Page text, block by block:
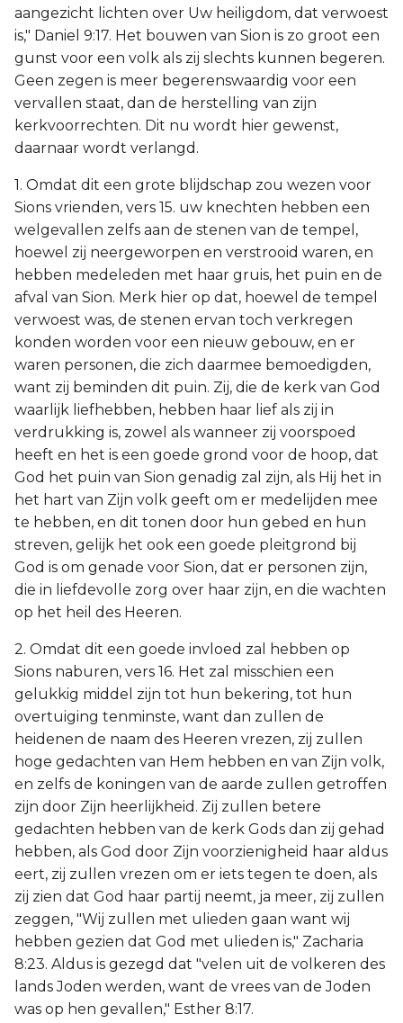
aangezicht lichten over Uw heiligdom, dat verwoest
is," Daniel 9:17. Het bouwen van Sion is zo groot een
gunst voor een volk als zij slechts kunnen begeren.
Geen zegen is meer begerenswaardig voor een
vervallen staat, dan de herstelling van zijn
kerkvoorrechten. Dit nu wordt hier gewenst,
daarnaar wordt verlangd.
1. Omdat dit een grote blijdschap zou wezen voor
Sions vrienden, vers 15. uw knechten hebben een
welgevallen zelfs aan de stenen van de tempel,
hoewel zij neergeworpen en verstrooid waren, en
hebben medeleden met haar gruis, het puin en de
afval van Sion. Merk hier op dat, hoewel de tempel
verwoest was, de stenen ervan toch verkregen
konden worden voor een nieuw gebouw, en er
waren personen, die zich daarmee bemoedigden,
want zij beminden dit puin. Zij, die de kerk van God
waarlijk liefhebben, hebben haar lief als zij in
verdrukking is, zowel als wanneer zij voorspoed
heeft en het is een goede grond voor de hoop, dat
God het puin van Sion genadig zal zijn, als Hij het in
het hart van Zijn volk geeft om er medelijden mee
te hebben, en dit tonen door hun gebed en hun
streven, gelijk het ook een goede pleitgrond bij
God is om genade voor Sion, dat er personen zijn,
die in liefdevolle zorg over haar zijn, en die wachten
op het heil des Heeren.
2. Omdat dit een goede invloed zal hebben op
Sions naburen, vers 16. Het zal misschien een
gelukkig middel zijn tot hun bekering, tot hun
overtuiging tenminste, want dan zullen de
heidenen de naam des Heeren vrezen, zij zullen
hoge gedachten van Hem hebben en van Zijn volk,
en zelfs de koningen van de aarde zullen getroffen
zijn door Zijn heerlijkheid. Zij zullen betere
gedachten hebben van de kerk Gods dan zij gehad
hebben, als God door Zijn voorzienigheid haar aldus
eert, zij zullen vrezen om er iets tegen te doen, als
zij zien dat God haar partij neemt, ja meer, zij zullen
zeggen, "Wij zullen met ulieden gaan want wij
hebben gezien dat God met ulieden is," Zacharia
8:23. Aldus is gezegd dat "velen uit de volkeren des
lands Joden werden, want de vrees van de Joden
was op hen gevallen," Esther 8:17.